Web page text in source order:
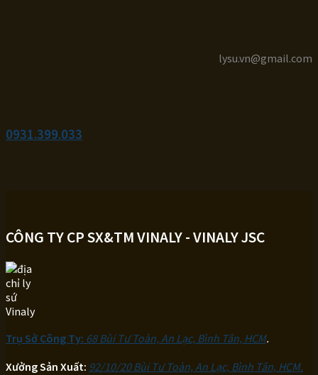
lysu.vn@gmail.com
0931.399.033
CÔNG TY CP SX&TM VINALY - VINALY JSC
Trụ Sở Công Ty: 68 Bùi Tư Toàn, An Lạc, Bình Tân, HCM.
Xưởng Sản Xuất: 92/10/20 Bùi Tư Toàn, An Lạc, Bình Tân, HCM.